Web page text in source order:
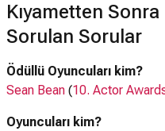
Kıyametten Sonra
Sorulan Sorular
Ödüllü Oyuncuları kim?
Sean Bean (10. Actor
Oyuncuları kim?